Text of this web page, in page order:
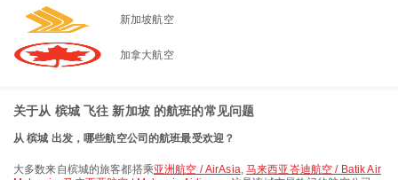
新加坡航空
加拿大航空
关于从 槟城 飞往 新加坡 的航班的常见问题
从 槟城 出发，哪些航空公司的航班最受欢迎？
大多数来自槟城的旅客都搭乘亚洲航空 / AirAsia,马来西亚峇迪航空 / Batik Air